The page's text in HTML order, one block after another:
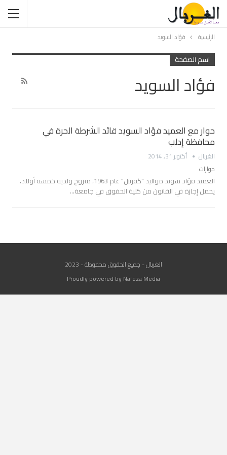
الرئيسية فؤاد السويد
اسم الصفحة
فؤاد السويد
حوار مع العميد فؤاد السويد قائد الشرطة الحرة في
محافظة إدلب
الغربال
أكتوبر 31, 2014
حوارات
العميد فؤاد سويد مواليد "كفرنبل" عام 1963، متزوج ولديه خمسة أولاد،
يحمل إجازة في القانون من كلية الحقوق في جامعة…
الغربال - جميع الحقوق محفوظة - 2023
Proudly powered by Nafeza Media